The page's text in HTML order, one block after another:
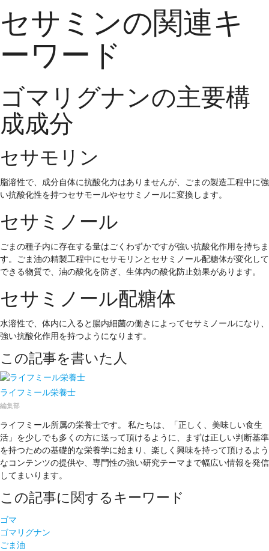
セサミンの関連キ
ーワード
ゴマリグナンの主要構
成成分
セサモリン
脂溶性で、成分自体に抗酸化力はありませんが、ごまの製造工程中に強
い抗酸化性を持つセサモールやセサミノールに変換します。
セサミノール
ごまの種子内に存在する量はごくわずかですが強い抗酸化作用を持ちま
す。ごま油の精製工程中にセサモリンとセサミノール配糖体が変化して
できる物質で、油の酸化を防ぎ、生体内の酸化防止効果があります。
セサミノール配糖体
水溶性で、体内に入ると腸内細菌の働きによってセサミノールになり、
強い抗酸化作用を持つようになります。
この記事を書いた人
ライフミール栄養士
編集部
ライフミール所属の栄養士です。 私たちは、「正しく、美味しい食生
活」を少しでも多くの方に送って頂けるように、まずは正しい判断基準
を持つための基礎的な栄養学に始まり、楽しく興味を持って頂けるよう
なコンテンツの提供や、専門性の強い研究テーマまで幅広い情報を発信
してまいります。
この記事に関するキーワード
ゴマ
ゴマリグナン
ごま油